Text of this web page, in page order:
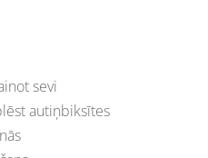
sevi
autiņbiksītes